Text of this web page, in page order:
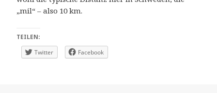
„mil“ – also 10 km.
TEILEN:
Twitter
Facebook